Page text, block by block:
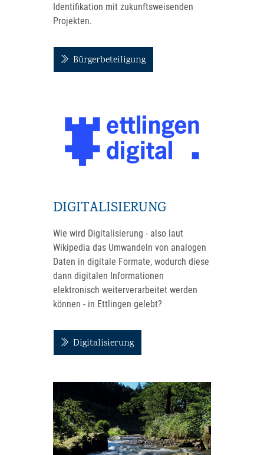
Identifikation mit zukunftsweisenden
Projekten.
Bürgerbeteiligung
DIGITALISIERUNG
Wie wird Digitalisierung - also laut
Wikipedia das Umwandeln von analogen
Daten in digitale Formate, wodurch diese
dann digitalen Informationen
elektronisch weiterverarbeitet werden
können - in Ettlingen gelebt?
Digitalisierung